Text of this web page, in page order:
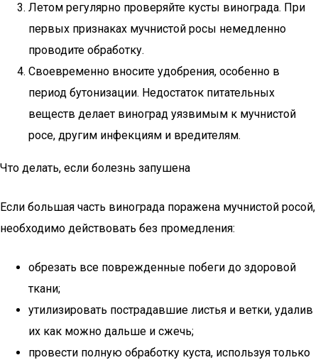
Летом регулярно проверяйте кусты винограда. При
первых признаках мучнистой росы немедленно
проводите обработку.
Своевременно вносите удобрения, особенно в
период бутонизации. Недостаток питательных
веществ делает виноград уязвимым к мучнистой
росе, другим инфекциям и вредителям.
Что делать, если болезнь запушена
Если большая часть винограда поражена мучнистой росой,
необходимо действовать без промедления:
обрезать все поврежденные побеги до здоровой
ткани;
утилизировать пострадавшие листья и ветки, удалив
их как можно дальше и сжечь;
провести полную обработку куста, используя только